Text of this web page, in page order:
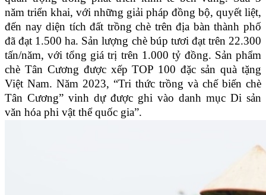
năm triển khai, với những giải pháp đồng bộ, quyết liệt,
đến nay diện tích đất trồng chè trên địa bàn thành phố
đã đạt 1.500 ha. Sản lượng chè búp tươi đạt trên 22.300
tấn/năm, với tổng giá trị trên 1.000 tỷ đồng. Sản phẩm
chè Tân Cương được xếp TOP 100 đặc sản quà tặng
Việt Nam. Năm 2023, “Tri thức trồng và chế biến chè
Tân Cương” vinh dự được ghi vào danh mục Di sản
văn hóa phi vật thể quốc gia”.